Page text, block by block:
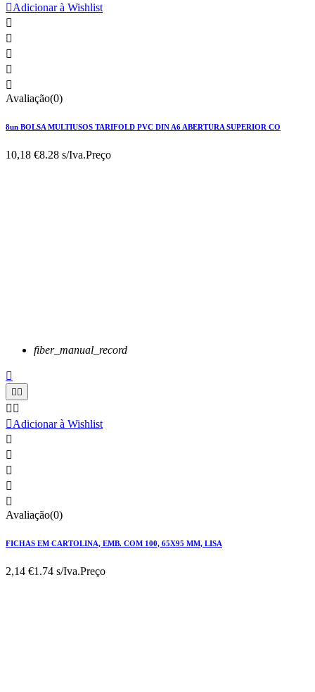
Adicionar à Wishlist





Avaliação(0)
8un BOLSA MULTIUSOS TARIFOLD PVC DIN A6 ABERTURA SUPERIOR CO
10,18 €8.28 s/Iva.Preço
fiber_manual_record

 
 
Adicionar à Wishlist





Avaliação(0)
FICHAS EM CARTOLINA, EMB. COM 100, 65X95 MM, LISA
2,14 €1.74 s/Iva.Preço